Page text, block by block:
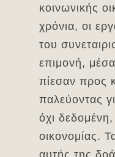
κοινωνικής
χρόνια, οι
του
επιμονή,
πίεσαν προς
παλεύοντας
όχι
οικονομίας.
αυτής της